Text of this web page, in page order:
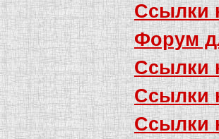
Ссылки
Форум
Ссылки
Ссылки
Ссылки